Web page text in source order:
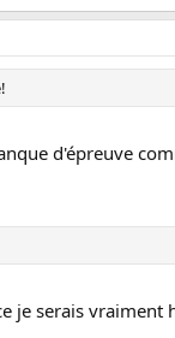
d'épreuve
je serais vraiment